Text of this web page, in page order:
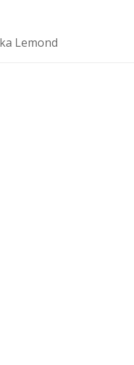
Lemond